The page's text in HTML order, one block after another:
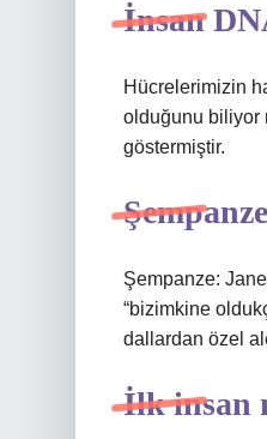
İnsan
Hücrelerimizin
olduğunu biliyor
göstermiştir.
Şempanze:
“bizimkine
dallardan özel
İlk insan